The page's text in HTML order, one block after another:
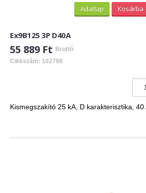
Adatlap Kosárba
Ex9B125 3P D40A
55 889 Ft Bruttó
Cikkszám: 102798
Kismegszakító 25 kA, D karakterisztika, 40